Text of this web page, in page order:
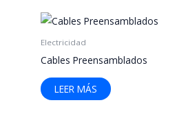
Electricidad
Cables Preensamblados
LEER MÁS